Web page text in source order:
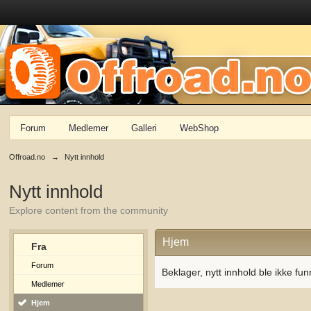
Forum Medlemer Galleri WebShop
Offroad.no → Nytt innhold
Nytt innhold
Explore content from the community
Fra
Forum
Medlemer
Hjem
Hjem
Beklager, nytt innhold ble ikke